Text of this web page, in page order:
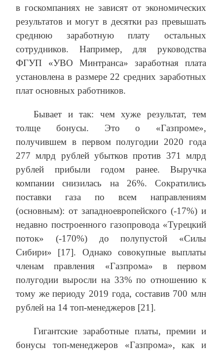
в госкомпаниях не зависят от экономических
результатов и могут в десятки раз превышать
среднюю заработную плату остальных
сотрудников. Например, для руководства
ФГУП «УВО Минтранса» заработная плата
установлена в размере 22 средних заработных
плат основных работников.
Бывает и так: чем хуже результат, тем
толще бонусы. Это о «Газпроме»,
получившем в первом полугодии 2020 года
277 млрд рублей убытков против 371 млрд
рублей прибыли годом ранее. Выручка
компании снизилась на 26%. Сократились
поставки газа по всем направлениям
(основным): от западноевропейского (-17%) и
недавно построенного газопровода «Турецкий
поток» (-170%) до полупустой «Силы
Сибири» [17]. Однако совокупные выплаты
членам правления «Газпрома» в первом
полугодии выросли на 33% по отношению к
тому же периоду 2019 года, составив 700 млн
рублей на 14 топ-менеджеров [21].
Гигантские заработные платы, премии и
бонусы топ-менеджеров «Газпрома», как и